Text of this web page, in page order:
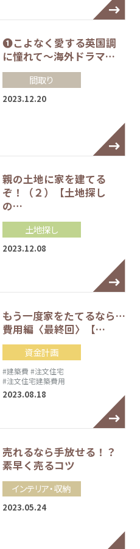
❶こよなく愛する英国調
に憧れて～海外ドラマ…
間取り
2023.12.20
親の土地に家を建てる
ぞ！（２）【土地探し
の…
土地探し
2023.12.08
もう一度家をたてるなら…
費用編〈最終回〉【…
資金計画
#建築費 #注文住宅
#注文住宅建築費用
2023.08.18
売れるなら手放せる！？
素早く売るコツ
インテリア・収納
2023.05.24